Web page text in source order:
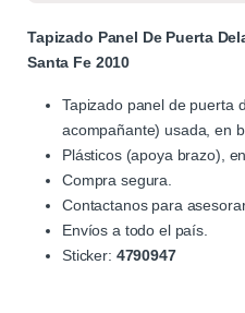
Tapizado Panel De Puerta
Santa Fe 2010
Tapizado panel de puerta
acompañante) usada, en
Plásticos (apoya brazo),
Compra segura.
Contactanos para
Envíos a todo el país.
Sticker: 4790947